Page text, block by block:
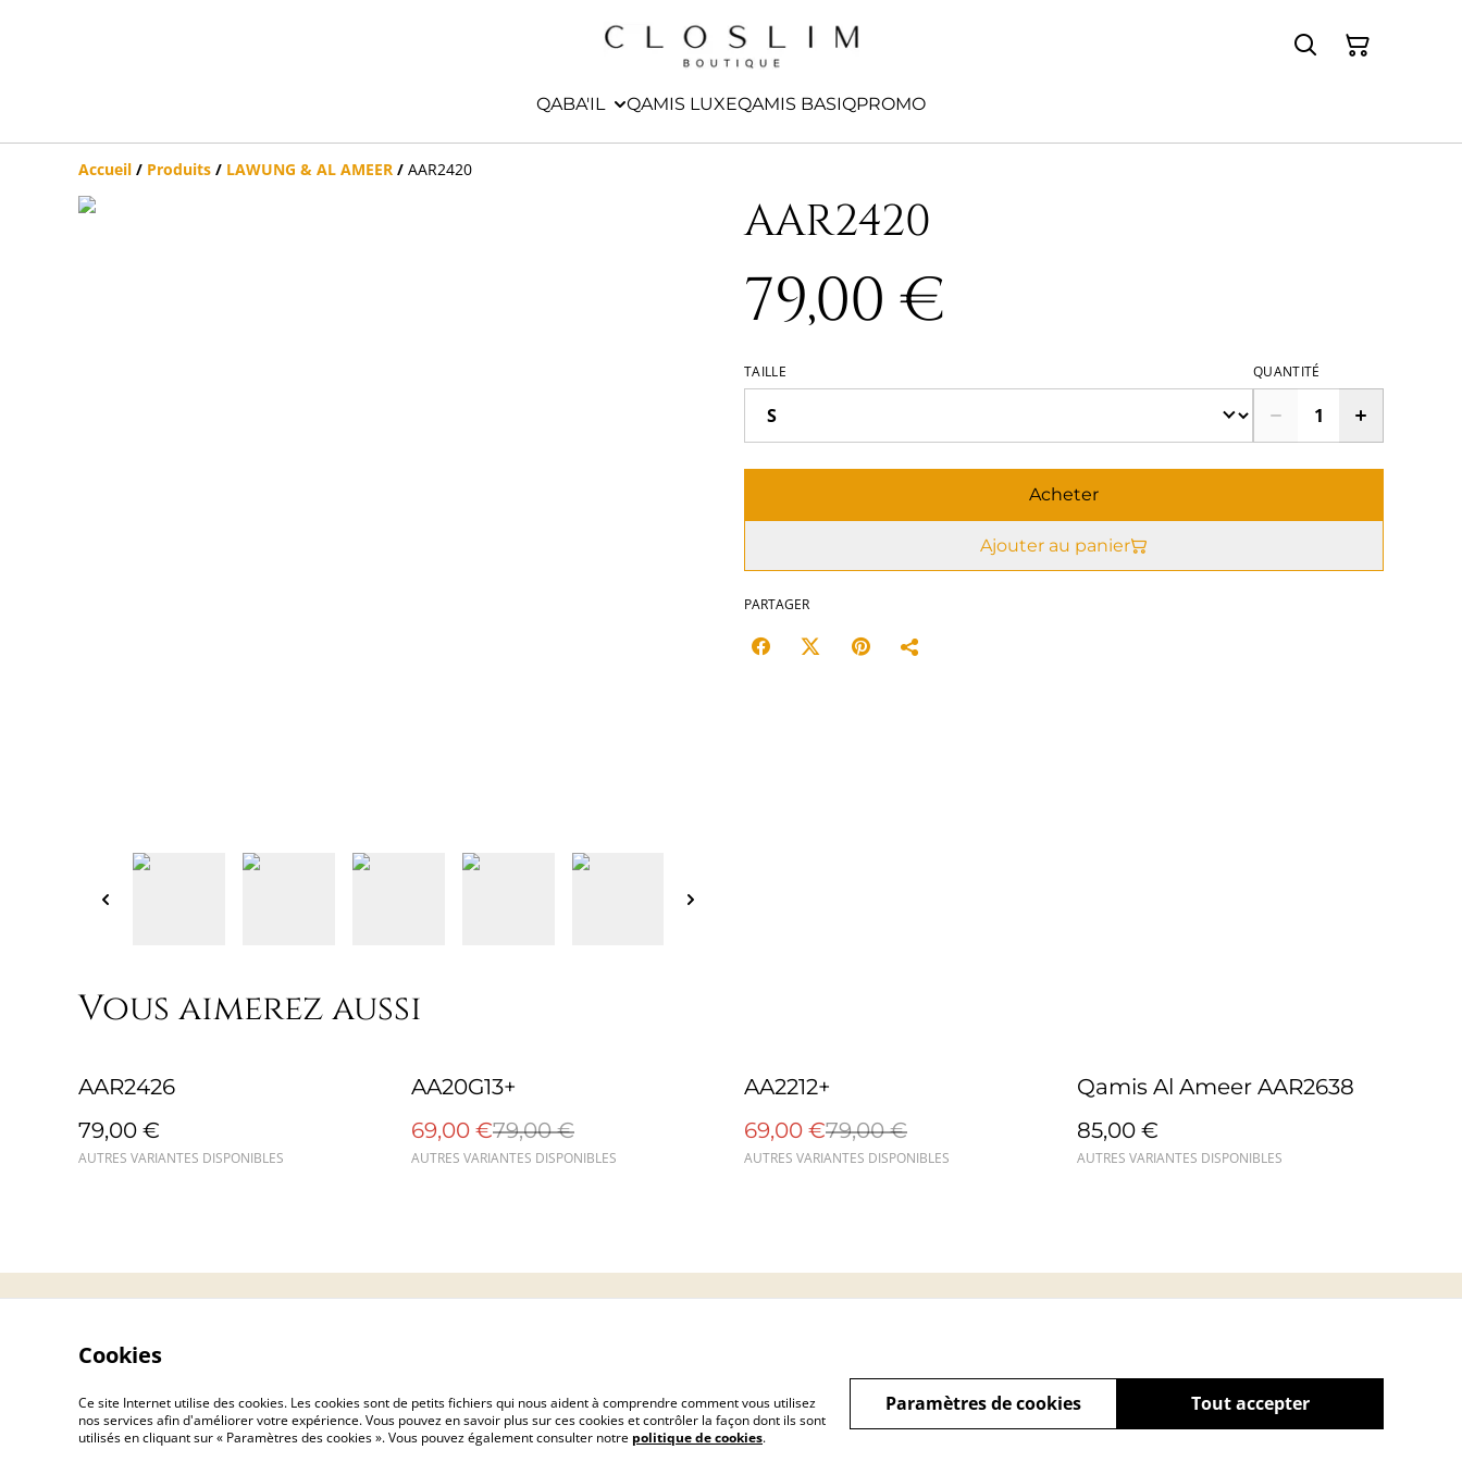
QABA'IL QAMIS LUXEQAMIS BASIQPROMO
Accueil / Produits / LAWUNG & AL AMEER / AAR2420
AAR2420
79,00 €
TAILLE QUANTITÉ
Acheter
Ajouter au panier
PARTAGER
Vous aimerez aussi
AAR2426
79,00 €
AUTRES VARIANTES DISPONIBLES
%
AA20G13+
69,00 €79,00 €
AUTRES VARIANTES DISPONIBLES
%
AA2212+
69,00 €79,00 €
AUTRES VARIANTES DISPONIBLES
Qamis Al Ameer AAR2638
85,00 €
AUTRES VARIANTES DISPONIBLES
Cookies
Ce site Internet utilise des cookies. Les cookies sont de petits fichiers qui nous aident à comprendre comment vous utilisez
nos services afin d'améliorer votre expérience. Vous pouvez en savoir plus sur ces cookies et contrôler la façon dont ils sont
utilisés en cliquant sur « Paramètres des cookies ». Vous pouvez également consulter notre politique de cookies.
Tout accepter
Paramètres de cookies